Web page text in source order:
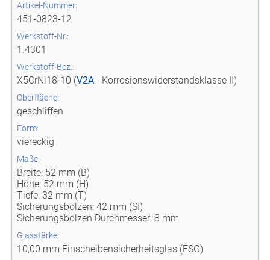
Artikel-Nummer:
451-0823-12
Werkstoff-Nr.:
1.4301
Werkstoff-Bez.:
X5CrNi18-10 (V2A - Korrosionswiderstandsklasse II)
Oberfläche:
geschliffen
Form:
viereckig
Maße:
Breite: 52 mm (B)
Höhe: 52 mm (H)
Tiefe: 32 mm (T)
Sicherungsbolzen: 42 mm (SI)
Sicherungsbolzen Durchmesser: 8 mm
Glasstärke:
10,00 mm Einscheibensicherheitsglas (ESG)